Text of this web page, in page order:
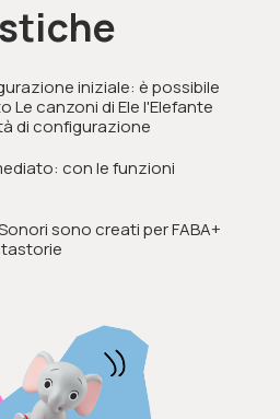
iniziale: è possibile
Le canzoni di Ele l'Elefante
di configurazione
con le funzioni
sono creati per FABA+